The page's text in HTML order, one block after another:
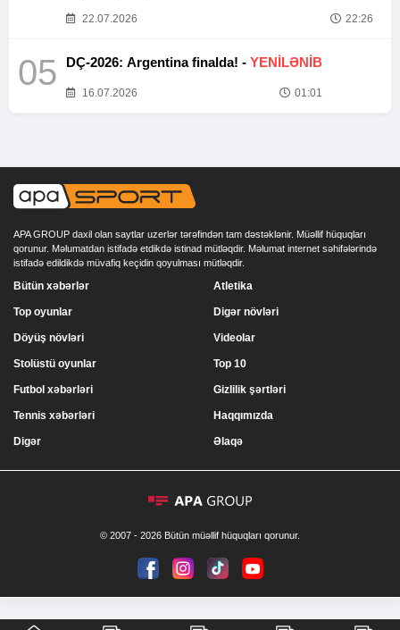
22.07.2026 22:26
05 DÇ-2026: Argentina finalda! - YENİLƏNİB
16.07.2026 01:01
APA GROUP daxil olan saytlar uzerlər tərəfindən tam dəstəklənir. Müəllif hüquqları
qorunur. Məlumatdan istifadə etdikdə istinad mütləqdir. Məlumat internet səhifələrində
istifadə edildikdə müvafiq keçidin qoyulması mütləqdir.
Bütün xəbərlər
Top oyunlar
Döyüş növləri
Stolüstü oyunlar
Atletika
Digər növləri
Videolar
Top 10
Futbol xəbərləri
Tennis xəbərləri
Digər
Gizlilik şərtləri
Haqqımızda
Əlaqə
© 2007 - 2026 Bütün müəllif hüquqları qorunur.